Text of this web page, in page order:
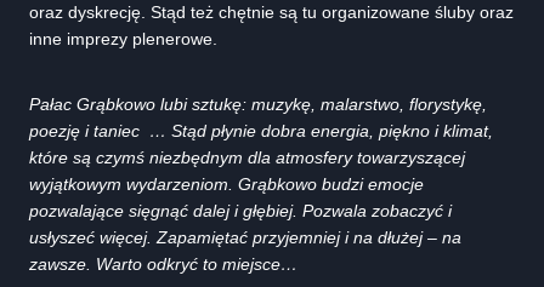
oraz dyskrecję. Stąd też chętnie są tu organizowane śluby oraz
inne imprezy plenerowe.
Pałac Grąbkowo lubi sztukę: muzykę, malarstwo, florystykę,
poezję i taniec … Stąd płynie dobra energia, piękno i klimat,
które są czymś niezbędnym dla atmosfery towarzyszącej
wyjątkowym wydarzeniom. Grąbkowo budzi emocje
pozwalające sięgnąć dalej i głębiej. Pozwala zobaczyć i
usłyszeć więcej. Zapamiętać przyjemniej i na dłużej – na
zawsze. Warto odkryć to miejsce…